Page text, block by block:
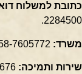
כתובת למשלוח
2284500.
משרד: 7605772
שירות ותמיכה: